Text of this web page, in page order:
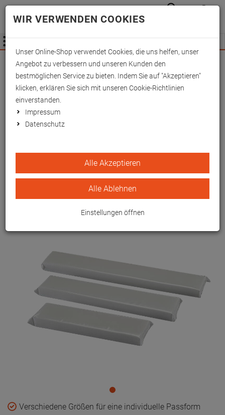
Wichtige Änderung für Fachhändler zum
01.09.2026 -Mehr Informationen hier
Anmelden
Menü
Fix-Verbandschienen 70x7
cm
Verschiedene Größen für eine individuelle Passform
WIR VERWENDEN COOKIES
Unser Online-Shop verwendet Cookies, die uns helfen, unser
Angebot zu verbessern und unseren Kunden den
bestmöglichen Service zu bieten. Indem Sie auf "Akzeptieren"
klicken, erklären Sie sich mit unseren Cookie-Richtlinien
einverstanden.
Impressum
Datenschutz
Alle Akzeptieren
Alle Ablehnen
Einstellungen öffnen